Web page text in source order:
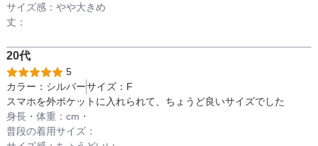
ファスナー
サイズ感： やや大きめ
丈：
20代
5
カラー： シルバーサイズ： F
スマホを外ポケットに入れられて、ちょうど良いサイズでした
身長・体重： cm・
普段の着用サイズ：